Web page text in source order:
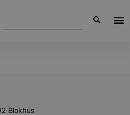
Blokhus